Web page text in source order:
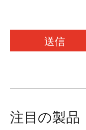
送信
注目の製品